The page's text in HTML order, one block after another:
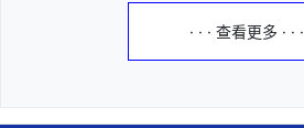
· · · 查看更多 · · ·